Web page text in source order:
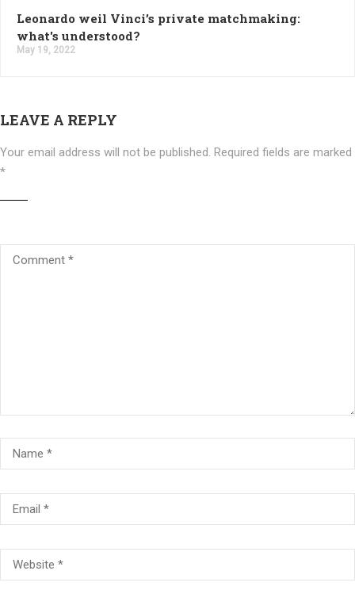
Leonardo weil Vinci’s private matchmaking:
what's understood?
May 19, 2022
LEAVE A REPLY
Your email address will not be published. Required fields are marked
*